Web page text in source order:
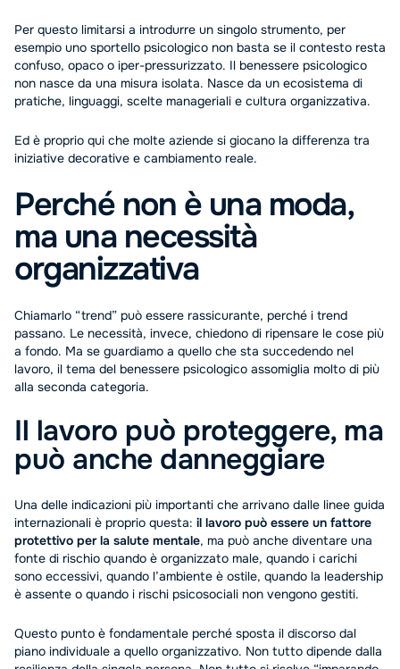
Per questo limitarsi a introdurre un singolo strumento, per
esempio uno sportello psicologico non basta se il contesto resta
confuso, opaco o iper-pressurizzato. Il benessere psicologico
non nasce da una misura isolata. Nasce da un ecosistema di
pratiche, linguaggi, scelte manageriali e cultura organizzativa.
Ed è proprio qui che molte aziende si giocano la differenza tra
iniziative decorative e cambiamento reale.
Perché non è una moda,
ma una necessità
organizzativa
Chiamarlo “trend” può essere rassicurante, perché i trend
passano. Le necessità, invece, chiedono di ripensare le cose più
a fondo. Ma se guardiamo a quello che sta succedendo nel
lavoro, il tema del benessere psicologico assomiglia molto di più
alla seconda categoria.
Il lavoro può proteggere, ma
può anche danneggiare
Una delle indicazioni più importanti che arrivano dalle linee guida
internazionali è proprio questa: il lavoro può essere un fattore
protettivo per la salute mentale, ma può anche diventare una
fonte di rischio quando è organizzato male, quando i carichi
sono eccessivi, quando l’ambiente è ostile, quando la leadership
è assente o quando i rischi psicosociali non vengono gestiti.
Questo punto è fondamentale perché sposta il discorso dal
piano individuale a quello organizzativo. Non tutto dipende dalla